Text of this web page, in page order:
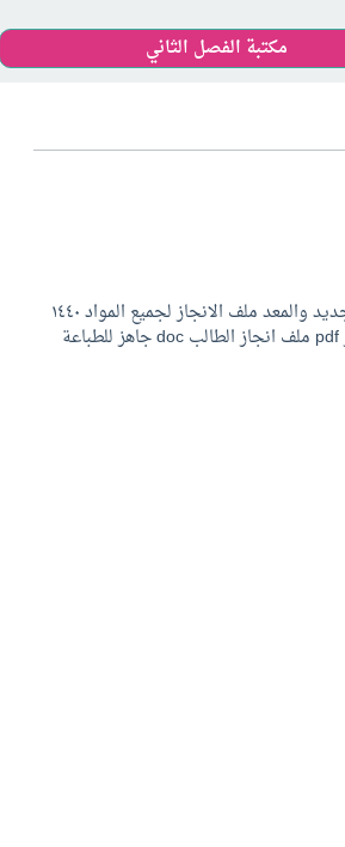
مكتبة الفصل الثاني
في موقع حل التعليمي يسرنا ان نطرح بين ايديكم ملف انجاز الطالب الجديد والمعد ملف الانجاز لجميع المواد ١٤٤٠
،سجل انجاز الطالب والطالبة لغتي ، رياضيات ، انجليزي ملف انجاز جاهز pdf ملف انجاز الطالب doc جاهز للطباعة